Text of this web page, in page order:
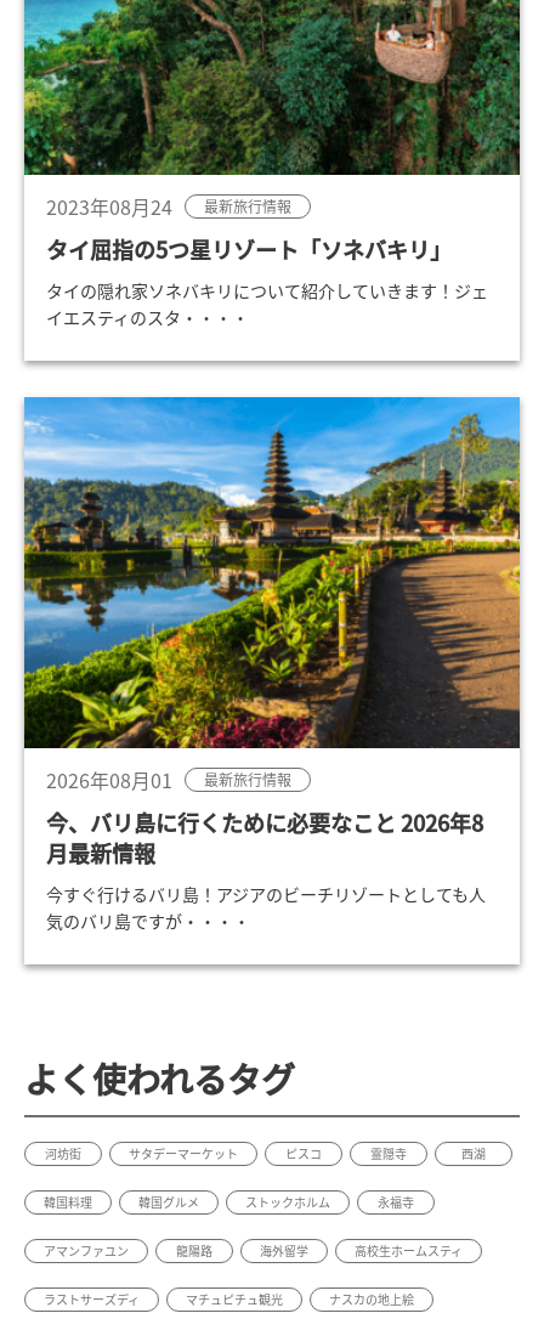
2023年08月24 最新旅行情報
タイ屈指の5つ星リゾート「ソネバキリ」
タイの隠れ家ソネバキリについて紹介していきます！ジェ
イエスティのスタ・・・・
2026年08月01 最新旅行情報
今、バリ島に行くために必要なこと 2026年8
月最新情報
今すぐ行けるバリ島！アジアのビーチリゾートとしても人
気のバリ島ですが・・・・
よく使われるタグ
河坊街 サタデーマーケット ピスコ 霊隠寺 西湖
韓国料理 韓国グルメ ストックホルム 永福寺
アマンファユン 龍陽路 海外留学 高校生ホームスティ
ラストサーズディ マチュピチュ観光 ナスカの地上絵